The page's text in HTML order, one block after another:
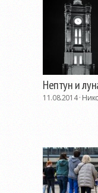
Нептун и
11.08.2014 ·